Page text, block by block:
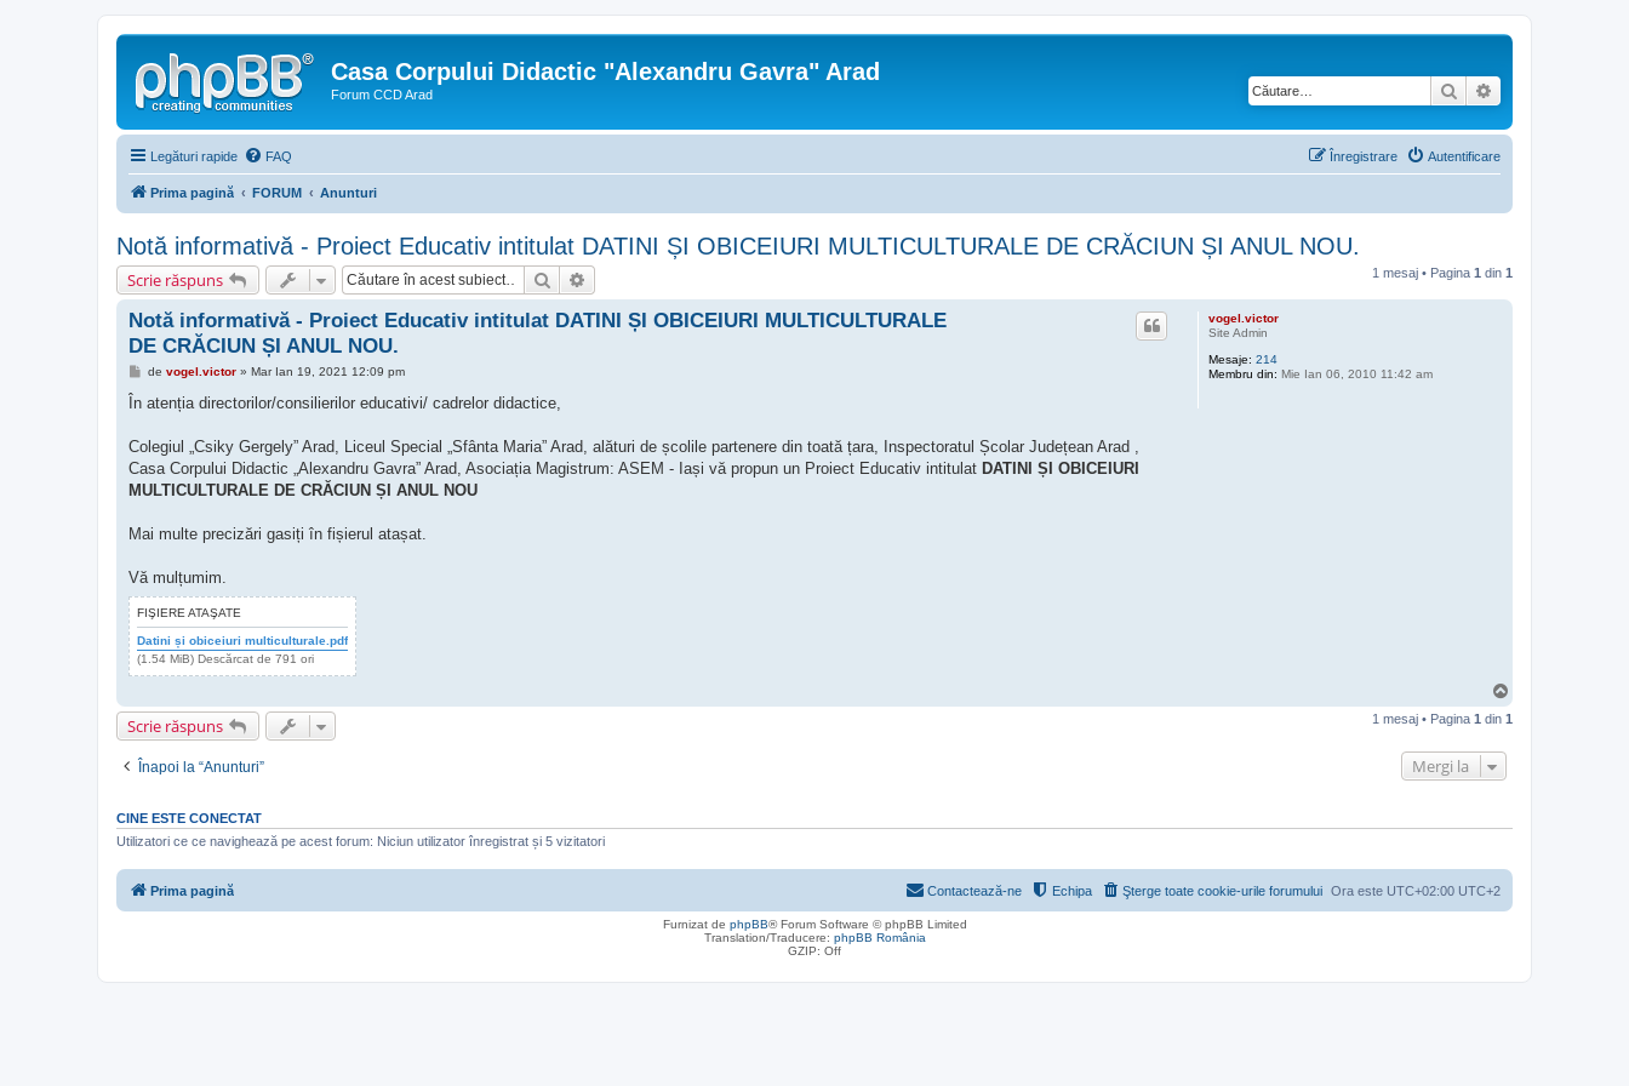
Casa Corpului Didactic "Alexandru Gavra" Arad
Forum CCD Arad Căutare
Legături rapide FAQ Autentificare
Înregistrare
Prima pagină FORUM Anunturi
Notă informativă - Proiect Educativ intitulat DATINI ȘI OBICEIURI MULTICULTURALE DE CRĂCIUN ȘI ANUL NOU.
Scrie răspuns Căutare 1 mesaj • Pagina 1 din 1
vogel.victor
Site Admin
Mesaje: 214
Membru din: Mie Ian 06, 2010 11:42 am
Notă informativă - Proiect Educativ intitulat DATINI ȘI OBICEIURI MULTICULTURALE
DE CRĂCIUN ȘI ANUL NOU.
M
s
de vogel.victor» Mar Ian 19, 2021 12:09 pm
În atenția directorilor/consilierilor educativi/ cadrelor didactice,
Colegiul „Csiky Gergely” Arad, Liceul Special „Sfânta Maria” Arad, alături de școlile partenere din toată țara, Inspectoratul Școlar Județean Arad ,
Casa Corpului Didactic „Alexandru Gavra” Arad, Asociația Magistrum: ASEM - Iași vă propun un Proiect Educativ intitulat DATINI ȘI OBICEIURI
MULTICULTURALE DE CRĂCIUN ȘI ANUL NOU
Mai multe precizări gasiți în fișierul atașat.
Vă mulțumim.
FIŞIERE ATAŞATE
Datini și obiceiuri multiculturale.pdf
(1.54 MiB) Descărcat de 791 ori
s
Scrie răspuns 1 mesaj • Pagina 1 din 1
Înapoi la “Anunturi” Mergi la
CINE ESTE CONECTAT
Utilizatori ce ce navighează pe acest forum: Niciun utilizator înregistrat și 5 vizitatori
Prima pagină Ora este UTC+02:00 UTC+2
Şterge toate cookie-urile forumului
Echipa
Contactează-ne
Furnizat de phpBB® Forum Software © phpBB Limited
Translation/Traducere: phpBB România
GZIP: Off